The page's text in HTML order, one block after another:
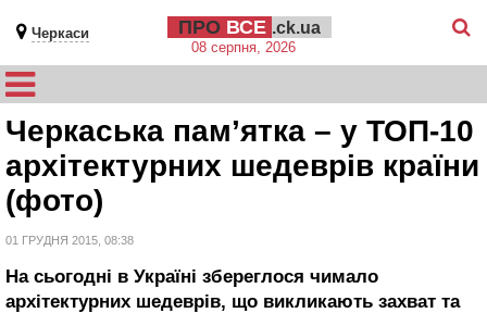
Черкаси ПРО ВСЕ .ck.ua
08 серпня, 2026
Черкаська пам’ятка – у ТОП-10
архітектурних шедеврів країни
(фото)
01 ГРУДНЯ 2015, 08:38
На сьогодні в Україні збереглося чимало
архітектурних шедеврів, що викликають захват та